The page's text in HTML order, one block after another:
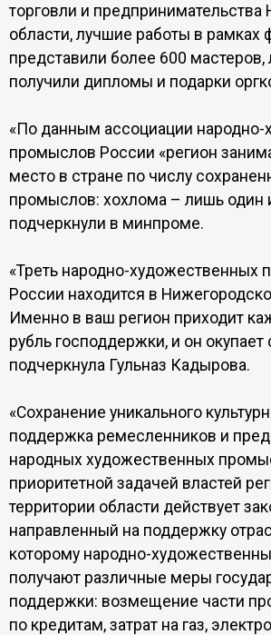
торговли и предпринимательства
области, лучшие работы в рамках
представили более 600 мастеров,
получили дипломы и подарки
«По данным ассоциации
промыслов России «регион
место в стране по числу
промыслов: хохлома – лишь один
подчеркнули в минпроме.
«Треть народно-художественных
России находится в
Именно в ваш регион приходит
рубль господдержки, и он окупает
подчеркнула Гульназ Кадырова.
«Сохранение уникального
поддержка ремесленников и
народных художественных
приоритетной задачей властей
территории области действует
направленный на поддержку
которому народно-
получают различные меры
поддержки: возмещение части
по кредитам, затрат на газ,